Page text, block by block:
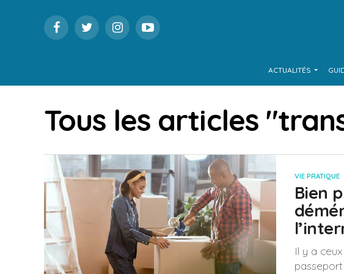
ACTUALITÉS
Tous les articles
VIE PRATIQUE
Bien
Il y a